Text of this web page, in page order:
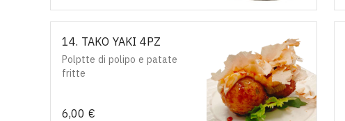
14. TAKO YAKI 4PZ
Polptte di polipo e patate
fritte
6,00 €